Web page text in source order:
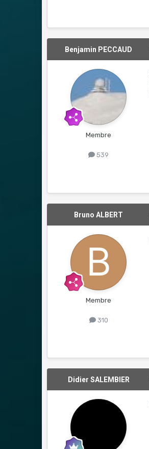
Benjamin PECCAUD
Membre
539
Bruno ALBERT
Membre
310
Didier SALEMBIER